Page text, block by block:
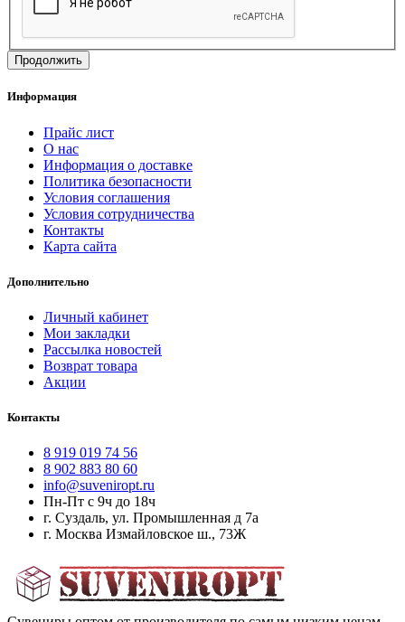
Продолжить
Информация
Прайс лист
О нас
Информация о доставке
Политика безопасности
Условия соглашения
Условия сотрудничества
Контакты
Карта сайта
Дополнительно
Личный кабинет
Мои закладки
Рассылка новостей
Возврат товара
Акции
Контакты
8 919 019 74 56
8 902 883 80 60
info@suveniropt.ru
Пн-Пт с 9ч до 18ч
г. Суздаль, ул. Промышленная д 7а
г. Москва Измайловское ш., 73Ж